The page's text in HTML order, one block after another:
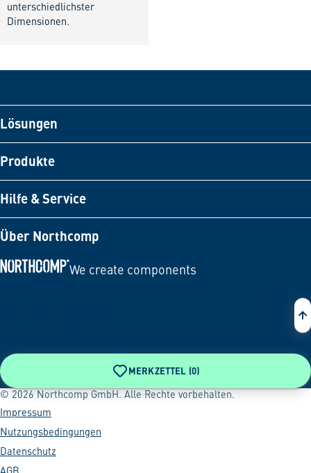
unterschiedlichster
Dimensionen.
Lösungen
Produkte
Hilfe & Service
Über Northcomp
We create components
MERKZETTEL (0)
© 2026 Northcomp GmbH. Alle Rechte vorbehalten.
Impressum
Nutzungsbedingungen
Datenschutz